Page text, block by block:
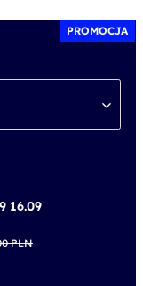
PROMOCJA
16.09
PLN